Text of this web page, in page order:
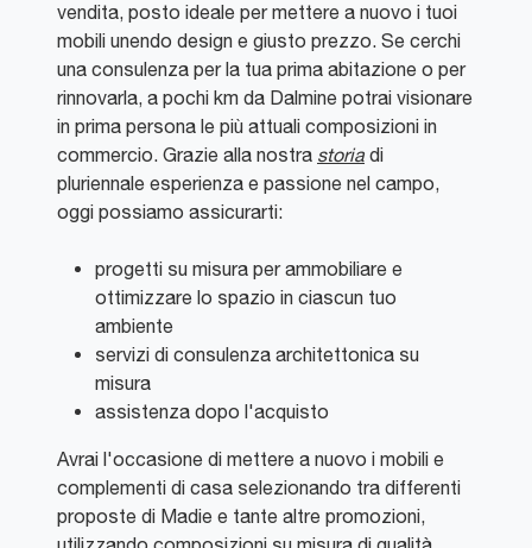
vendita, posto ideale per mettere a nuovo i tuoi
mobili unendo design e giusto prezzo. Se cerchi
una consulenza per la tua prima abitazione o per
rinnovarla, a pochi km da Dalmine potrai visionare
in prima persona le più attuali composizioni in
commercio. Grazie alla nostra storia di
pluriennale esperienza e passione nel campo,
oggi possiamo assicurarti:
progetti su misura per ammobiliare e
ottimizzare lo spazio in ciascun tuo
ambiente
servizi di consulenza architettonica su
misura
assistenza dopo l'acquisto
Avrai l'occasione di mettere a nuovo i mobili e
complementi di casa selezionando tra differenti
proposte di Madie e tante altre promozioni,